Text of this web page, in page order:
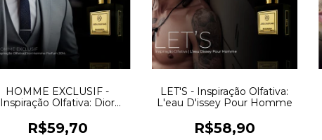
HOMME EXCLUSIF -
Inspiração Olfativa: Dior
R$59,70
LET'S - Inspiração Olfativa:
L'eau D'issey Pour Homme
R$58,90